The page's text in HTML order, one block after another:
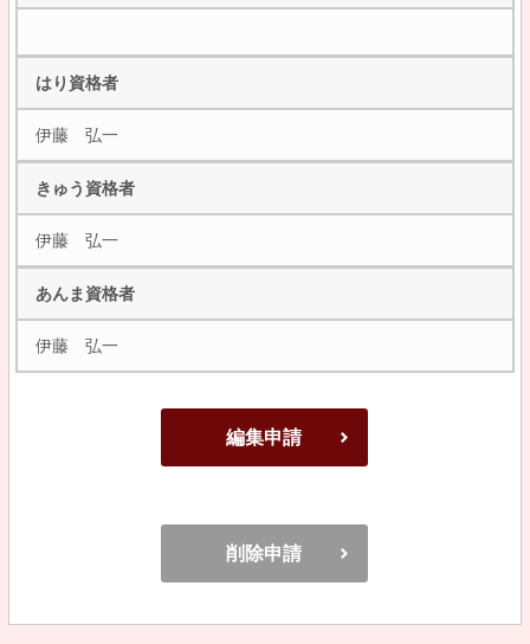
はり資格者
伊藤 弘一
きゅう資格者
伊藤 弘一
あんま資格者
伊藤 弘一
編集申請
削除申請